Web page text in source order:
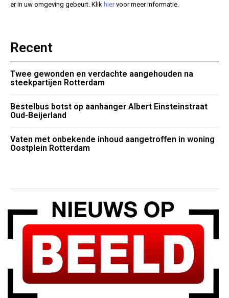
er in uw omgeving gebeurt. Klik hiervoor meer informatie.
Recent
Twee gewonden en verdachte aangehouden na
steekpartijen Rotterdam
Bestelbus botst op aanhanger Albert Einsteinstraat
Oud-Beijerland
Vaten met onbekende inhoud aangetroffen in woning
Oostplein Rotterdam